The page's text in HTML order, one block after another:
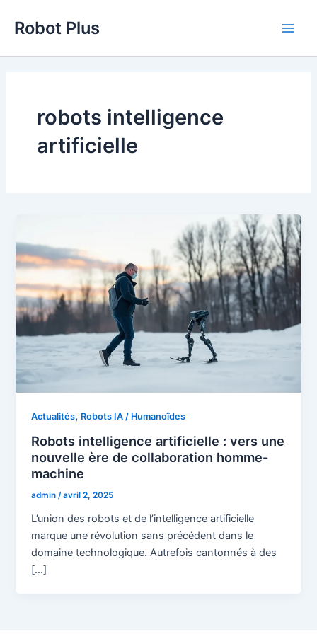
Robot Plus
robots intelligence
artificielle
Actualités, Robots IA / Humanoïdes
Robots intelligence artificielle : vers une
nouvelle ère de collaboration homme-
machine
admin/avril 2, 2025
L’union des robots et de l’intelligence artificielle
marque une révolution sans précédent dans le
domaine technologique. Autrefois cantonnés à des
[…]